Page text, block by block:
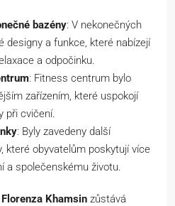
bazény: V nekonečných
designy a funkce, které nabízejí
a odpočinku.
: Fitness centrum bylo
zařízením, které uspokojí
při cvičení.
: Byly zavedeny další
které obyvatelům poskytují více
a společenskému životu.
Florenza Khamsin zůstává